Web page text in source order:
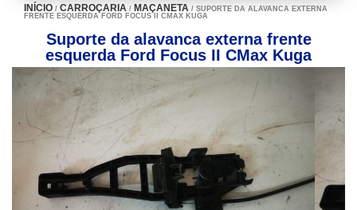
INÍCIO / CARROÇARIA / MAÇANETA / SUPORTE DA ALAVANCA EXTERNA
FRENTE ESQUERDA FORD FOCUS II CMAX KUGA
Suporte da alavanca externa frente
esquerda Ford Focus II CMax Kuga